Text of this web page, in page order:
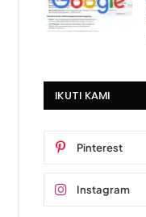
IKUTI KAMI
Pinterest
Instagram